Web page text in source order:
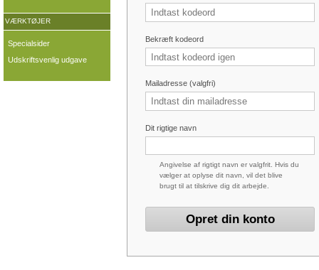
Bekræft kodeord
Mailadresse (valgfri)
Dit rigtige navn
Angivelse af rigtigt navn er valgfrit. Hvis du
vælger at oplyse dit navn, vil det blive
brugt til at tilskrive dig dit arbejde.
VÆRKTØJER
Specialsider
Udskriftsvenlig udgave